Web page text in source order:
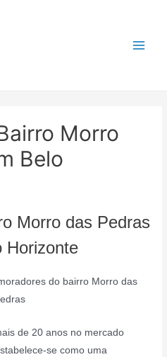
Morro
Belo
Morro das Pedras
Horizonte
do bairro Morro das
de 20 anos no mercado
se como uma